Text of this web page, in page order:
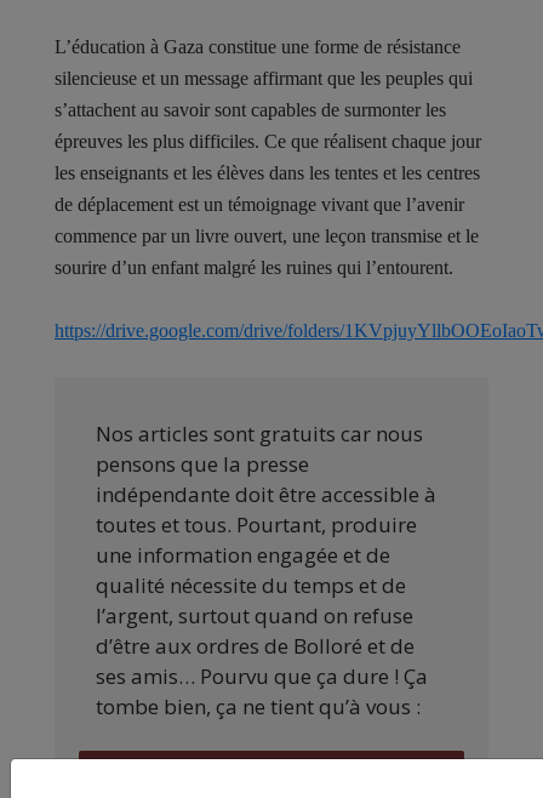
L’éducation à Gaza constitue une forme de résistance
silencieuse et un message affirmant que les peuples qui
s’attachent au savoir sont capables de surmonter les
épreuves les plus difficiles. Ce que réalisent chaque jour
les enseignants et les élèves dans les tentes et les centres
de déplacement est un témoignage vivant que l’avenir
commence par un livre ouvert, une leçon transmise et le
sourire d’un enfant malgré les ruines qui l’entourent.
https://drive.google.com/drive/folders/
Nos articles sont gratuits car nous
pensons que la presse
indépendante doit être accessible à
toutes et tous. Pourtant, produire
une information engagée et de
qualité nécessite du temps et de
l’argent, surtout quand on refuse
d’être aux ordres de Bolloré et de
ses amis… Pourvu que ça dure ! Ça
tombe bien, ça ne tient qu’à vous :